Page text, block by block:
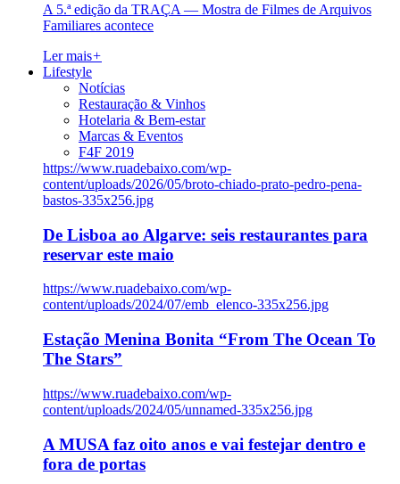
A 5.ª edição da TRAÇA — Mostra de Filmes de Arquivos
Familiares acontece
Ler mais+
Lifestyle
Notícias
Restauração & Vinhos
Hotelaria & Bem-estar
Marcas & Eventos
F4F 2019
https://www.ruadebaixo.com/wp-
content/uploads/2026/05/broto-chiado-prato-pedro-pena-
bastos-335x256.jpg
De Lisboa ao Algarve: seis restaurantes para
reservar este maio
https://www.ruadebaixo.com/wp-
content/uploads/2024/07/emb_elenco-335x256.jpg
Estação Menina Bonita “From The Ocean To
The Stars”
https://www.ruadebaixo.com/wp-
content/uploads/2024/05/unnamed-335x256.jpg
A MUSA faz oito anos e vai festejar dentro e
fora de portas